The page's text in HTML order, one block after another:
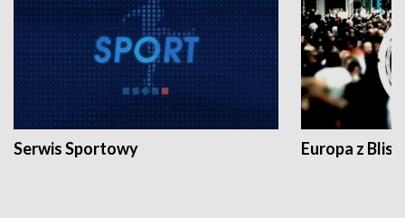
Serwis Sportowy Europa z